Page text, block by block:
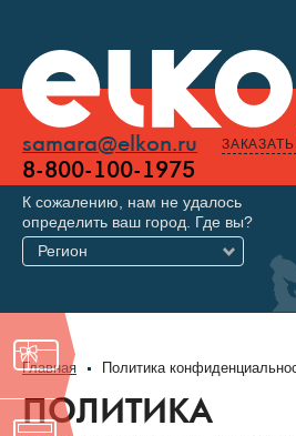
samara@elkon.ru
8-800-100-1975
К сожалению, нам не удалось
определить ваш город. Где вы?
Регион
Главная Политика
ПОЛИТИКА